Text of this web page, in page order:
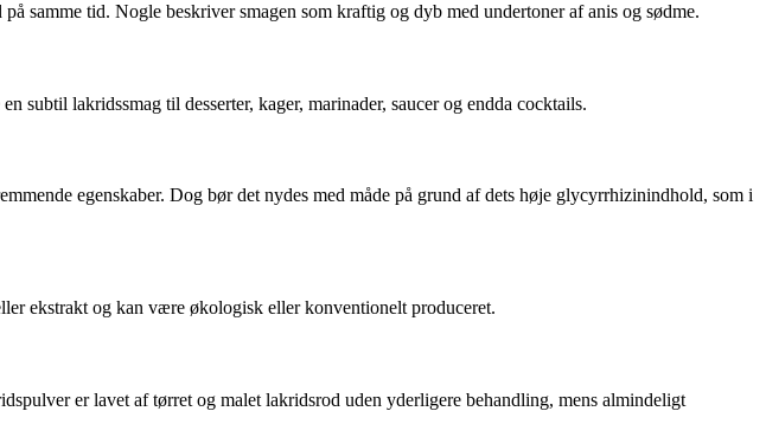
samme tid. Nogle beskriver smagen som kraftig og dyb med undertoner af anis og sødme.
subtil lakridssmag til desserter, kager, marinader, saucer og endda cocktails.
egenskaber. Dog bør det nydes med måde på grund af dets høje glycyrrhizinindhold, som i
ekstrakt og kan være økologisk eller konventionelt produceret.
er lavet af tørret og malet lakridsrod uden yderligere behandling, mens almindeligt